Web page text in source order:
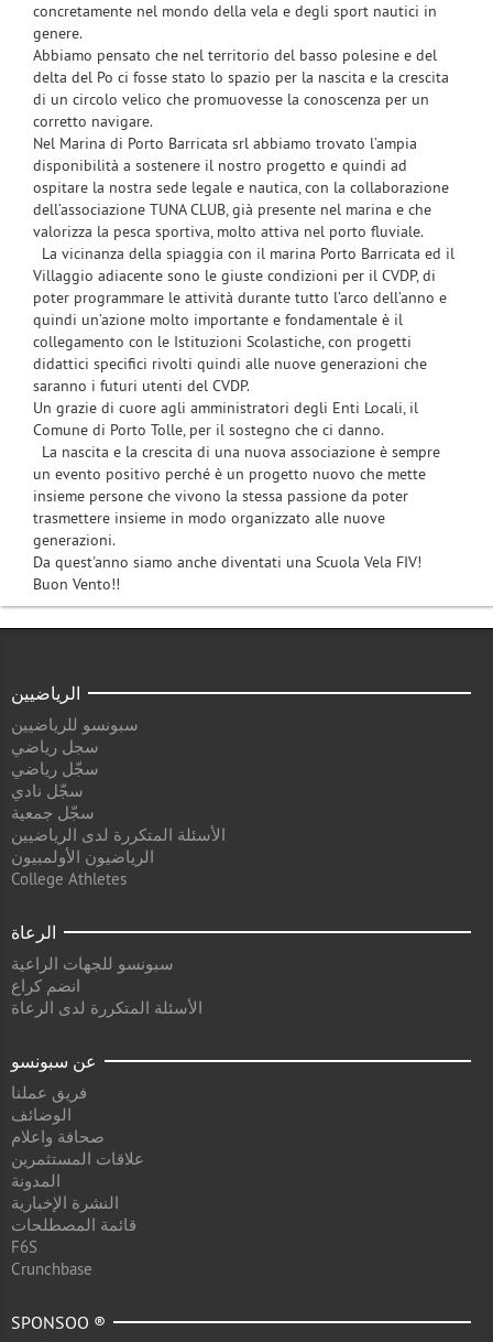
concretamente nel mondo della vela e degli sport nautici in
genere.
Abbiamo pensato che nel territorio del basso polesine e del
delta del Po ci fosse stato lo spazio per la nascita e la crescita
di un circolo velico che promuovesse la conoscenza per un
corretto navigare.
Nel Marina di Porto Barricata srl abbiamo trovato l’ampia
disponibilità a sostenere il nostro progetto e quindi ad
ospitare la nostra sede legale e nautica, con la collaborazione
dell’associazione TUNA CLUB, già presente nel marina e che
valorizza la pesca sportiva, molto attiva nel porto fluviale.
La vicinanza della spiaggia con il marina Porto Barricata ed il
Villaggio adiacente sono le giuste condizioni per il CVDP, di
poter programmare le attività durante tutto l’arco dell’anno e
quindi un’azione molto importante e fondamentale è il
collegamento con le Istituzioni Scolastiche, con progetti
didattici specifici rivolti quindi alle nuove generazioni che
saranno i futuri utenti del CVDP.
Un grazie di cuore agli amministratori degli Enti Locali, il
Comune di Porto Tolle, per il sostegno che ci danno.
La nascita e la crescita di una nuova associazione è sempre
un evento positivo perché è un progetto nuovo che mette
insieme persone che vivono la stessa passione da poter
trasmettere insieme in modo organizzato alle nuove
generazioni.
Da quest'anno siamo anche diventati una Scuola Vela FIV!
Buon Vento!!
الرياضيين
سبونسو للرياضيين
سجل رياضي
سجّل رياضي
سجّل نادي
سجّل جمعية
الأسئلة المتكررة لدى الرياضيين
الرياضيون الأولمبيون
College Athletes
الرعاة
سبونسو للجهات الراعية
انضم كراع
الأسئلة المتكررة لدى الرعاة
عن سبونسو
فريق عملنا
الوضائف
صحافة واعلام
علاقات المستثمرين
المدونة
النشرة الإخبارية
قائمة المصطلحات
F6S
Crunchbase
SPONSOO ®